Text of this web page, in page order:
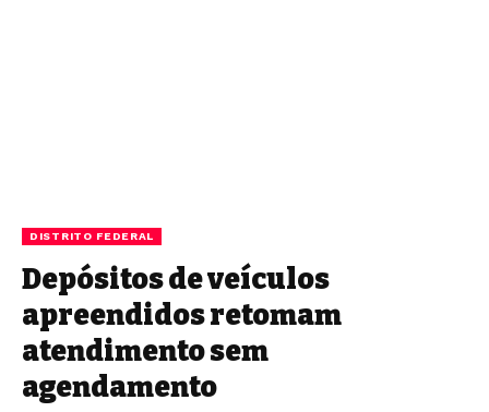
DISTRITO FEDERAL
Depósitos de veículos
apreendidos retomam
atendimento sem
agendamento